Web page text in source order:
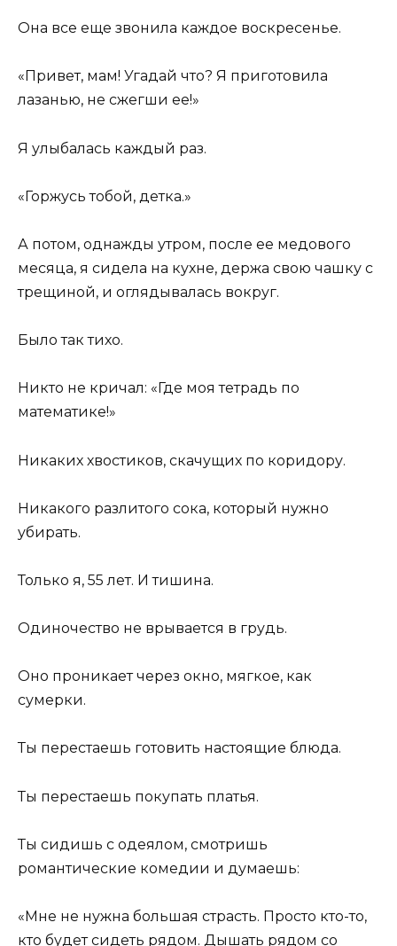
Она все еще звонила каждое воскресенье.
«Привет, мам! Угадай что? Я приготовила
лазанью, не сжегши ее!»
Я улыбалась каждый раз.
«Горжусь тобой, детка.»
А потом, однажды утром, после ее медового
месяца, я сидела на кухне, держа свою чашку с
трещиной, и оглядывалась вокруг.
Было так тихо.
Никто не кричал: «Где моя тетрадь по
математике!»
Никаких хвостиков, скачущих по коридору.
Никакого разлитого сока, который нужно
убирать.
Только я, 55 лет. И тишина.
Одиночество не врывается в грудь.
Оно проникает через окно, мягкое, как
сумерки.
Ты перестаешь готовить настоящие блюда.
Ты перестаешь покупать платья.
Ты сидишь с одеялом, смотришь
романтические комедии и думаешь:
«Мне не нужна большая страсть. Просто кто-то,
кто будет сидеть рядом. Дышать рядом со